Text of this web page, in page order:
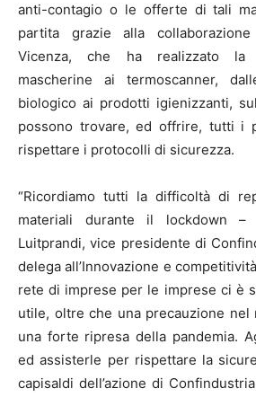
anti-contagio o le offerte di tali
partita grazie alla
Vicenza, che ha realizzato la
mascherine ai termoscanner,
biologico ai prodotti igienizzanti,
possono trovare, ed offrire, tutti i
rispettare i protocolli di sicurezza.
“Ricordiamo tutti la difficoltà di
materiali durante il lockdown –
Luitprandi, vice presidente di
delega all’Innovazione e
rete di imprese per le imprese ci è
utile, oltre che una precauzione nel
una forte ripresa della pandemia.
ed assisterle per rispettare la
capisaldi dell’azione di